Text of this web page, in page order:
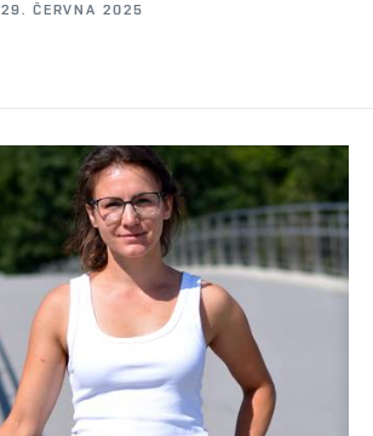
29. ČERVNA 2025